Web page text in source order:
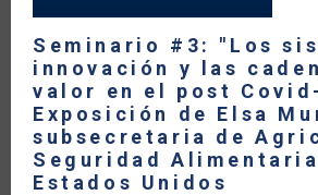
PRESIDENTE
DE
LA
REPÚBLICA
DE
MÉXICO
EN
MATERIA
DE
DESARROLLO
AGROPECUARIO
Seminario #3: "Los
innovación y las
valor en el post
Exposición de Elsa
subsecretaria de
Seguridad
Estados Unidos